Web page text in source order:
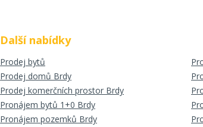
Další nabídky
Prodej bytů
Prodej domů Brdy
Prodej komerčních prostor Brdy
Pronájem bytů 1+0 Brdy
Pronájem pozemků Brdy